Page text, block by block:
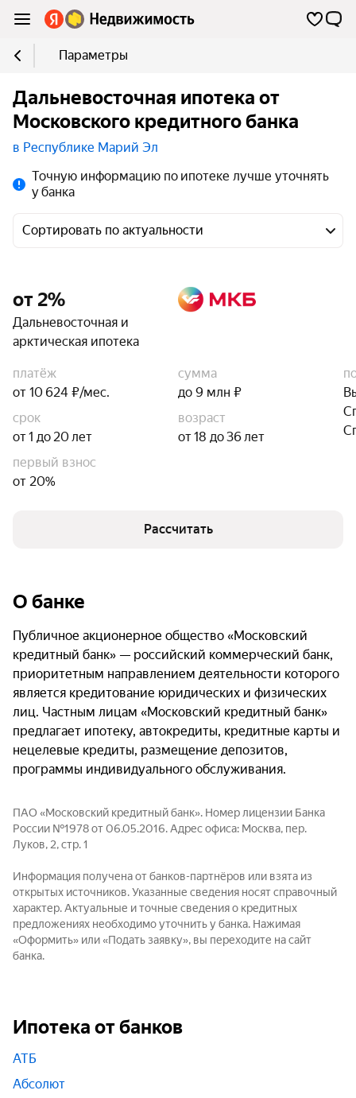
Параметры
Дальневосточная ипотека от
Московского кредитного банка
в Республике Марий Эл
Точную информацию по ипотеке лучше уточнять
у банка
Сортировать по актуальности
от 2%
Дальневосточная и
арктическая ипотека
платёж
от 10 624 ₽/мес.
сумма
до 9 млн ₽
срок
от 1 до 20 лет
возраст
от 18 до 36 лет
первый взнос
от 20%
Рассчитать
О банке
Публичное акционерное общество «Московский
кредитный банк» — российский коммерческий банк,
приоритетным направлением деятельности которого
является кредитование юридических и физических
лиц. Частным лицам «Московский кредитный банк»
предлагает ипотеку, автокредиты, кредитные карты и
нецелевые кредиты, размещение депозитов,
программы индивидуального обслуживания.
ПАО «Московский кредитный банк». Номер лицензии Банка
России №1978 от 06.05.2016. Адрес офиса: Москва, пер.
Луков, 2, стр. 1
Информация получена от банков-партнёров или взята из
открытых источников. Указанные сведения носят справочный
характер. Актуальные и точные сведения о кредитных
предложениях необходимо уточнить у банка. Нажимая
«Оформить» или «Подать заявку», вы переходите на сайт
банка.
Ипотека от банков
АТБ
Абсолют